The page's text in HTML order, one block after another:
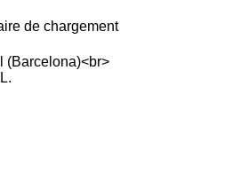
de chargement
(Barcelona)<br>